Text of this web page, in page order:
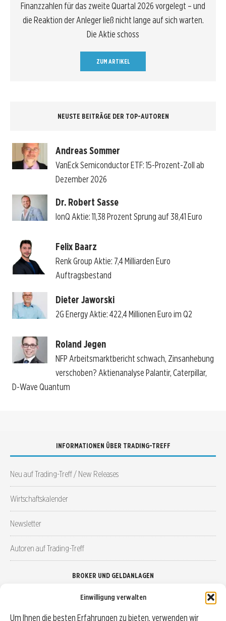
Einwilligung verwalten
Um Ihnen die besten Erfahrungen zu bieten, verwenden wir
Finanzzahlen für das zweite Quartal 2026 vorgelegt – und
die Reaktion der Anleger ließ nicht lange auf sich warten.
Die Aktie schoss
ZUM ARTIKEL
NEUSTE BEITRÄGE DER TOP-AUTOREN
Andreas Sommer
VanEck Semiconductor ETF: 15-Prozent-Zoll ab
Dezember 2026
Dr. Robert Sasse
IonQ Aktie: 11,38 Prozent Sprung auf 38,41 Euro
Felix Baarz
Renk Group Aktie: 7,4 Milliarden Euro
Auftragsbestand
Dieter Jaworski
2G Energy Aktie: 422,4 Millionen Euro im Q2
Roland Jegen
NFP Arbeitsmarktbericht schwach, Zinsanhebung
verschoben? Aktienanalyse Palantir, Caterpillar,
D-Wave Quantum
INFORMATIONEN ÜBER TRADING-TREFF
Neu auf Trading-Treff / New Releases
Wirtschaftskalender
Newsletter
Autoren auf Trading-Treff
BROKER UND GELDANLAGEN